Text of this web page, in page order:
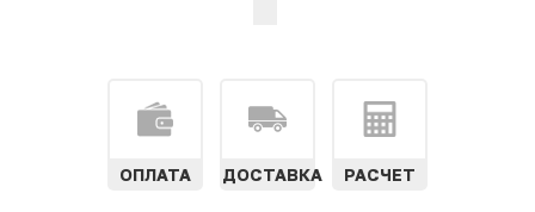
ОПЛАТА ДОСТАВКА РАСЧЕТ